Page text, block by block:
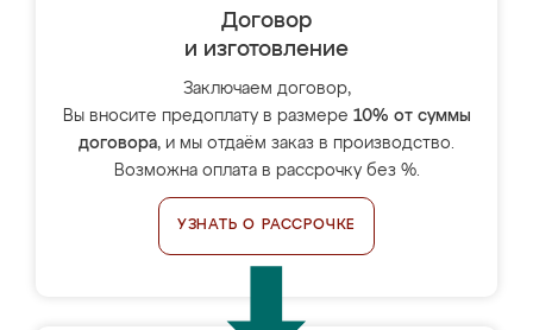
Договор
и изготовление
Заключаем договор,
Вы вносите предоплату в размере 10% от суммы
договора, и мы отдаём заказ в производство.
Возможна оплата в рассрочку без %.
УЗНАТЬ О РАССРОЧКЕ